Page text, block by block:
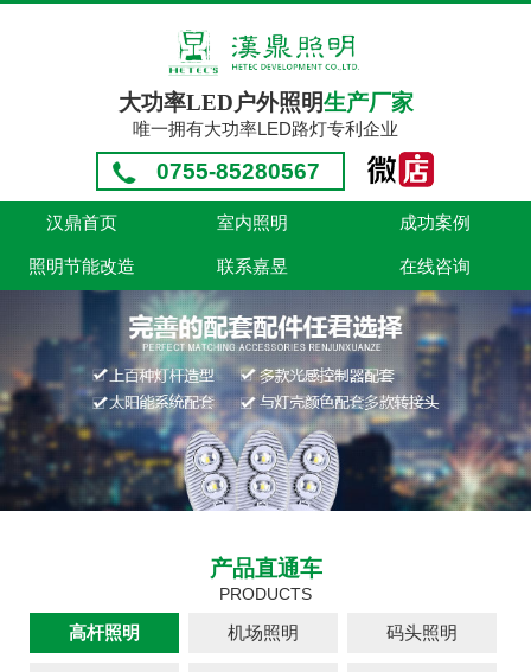
大功率LED户外照明生产厂家
唯一拥有大功率LED路灯专利企业
0755-85280567
汉鼎首页 室内照明 成功案例
照明节能改造 联系嘉昱 在线咨询
产品直通车
PRODUCTS
高杆照明 机场照明 码头照明